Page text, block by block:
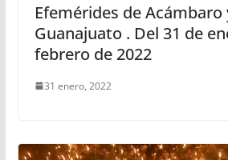
Efemérides de Acámbaro
Guanajuato . Del 31 de
febrero de 2022
31 enero, 2022